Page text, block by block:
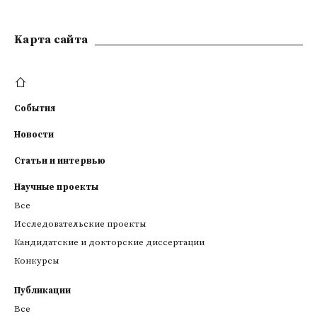
Kарта сайта
События
Новости
Статьи и интервью
Научные проекты
Все
Исследовательские проекты
Кандидатские и докторские диссертации
Конкурсы
Публикации
Все